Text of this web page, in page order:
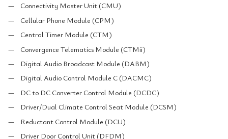
Connectivity Master Unit (CMU)
Cellular Phone Module (CPM)
Central Timer Module (CTM)
Convergence Telematics Module (CTMii)
Digital Audio Broadcast Module (DABM)
Digital Audio Control Module C (DACMC)
DC to DC Converter Control Module (DCDC)
Driver/Dual Climate Control Seat Module (DCSM)
Reductant Control Module (DCU)
Driver Door Control Unit (DFDM)